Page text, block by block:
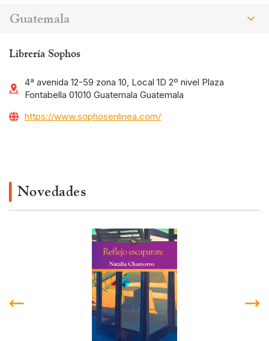
Guatemala
Librería Sophos
4ª avenida 12-59 zona 10, Local 1D 2º nivel Plaza
Fontabella 01010 Guatemala Guatemala
https://www.sophosenlinea.com/
Novedades